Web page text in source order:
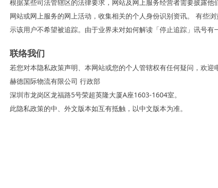
根据某些司法管辖区的法律要求，网站及网上服务经营者需要披露
网站或网上服务的网上活动，收集相关的个人身份识别资讯。 有些
示该用户不希望被追踪。由于业界未对如何解读「停止追踪」讯号
联络我们
若您对本隐私政策声明、本网站或您的个人管辖权有任何疑问，欢
赫德国际物流有限公司 行政部
深圳市龙岗区龙福路5号荣超英隆大厦A座1603-1604室。
此隐私政策的中、外文版本如互有抵触，以中文版本为准。